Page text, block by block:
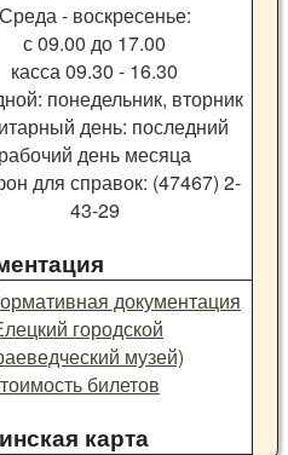
Среда - воскресенье:
с 09.00 до 17.00
касса 09.30 - 16.30
понедельник, вторник
день: последний
рабочий день месяца
для справок: (47467) 2-
43-29
документация
городской
музей)
билетов
карта